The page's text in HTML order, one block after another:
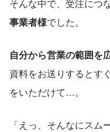
そんな中で、受注につ
事業者様でした。
自分から営業の範囲を
資料をお送りするとす
をいただけて…。
「えっ、そんなにスム